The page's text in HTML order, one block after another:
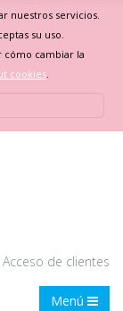
nuestros servicios.
su uso.
cambiar la
cookies.
Acceso de clientes
Menú